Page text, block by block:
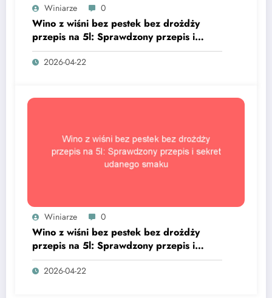
Winiarze 0
Wino z wiśni bez pestek bez drożdży
przepis na 5l: Sprawdzony przepis i
sekret udanego smaku
2026-04-22
Winiarze 0
Wino z wiśni bez pestek bez drożdży
przepis na 5l: Sprawdzony przepis i
sekret udanego smaku
2026-04-22